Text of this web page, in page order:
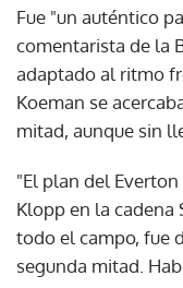
Fue "un auténtico
comentarista de la
adaptado al ritmo
Koeman se
mitad, aunque sin
"El plan del
Klopp en la cadena
todo el campo, fue
segunda mitad.